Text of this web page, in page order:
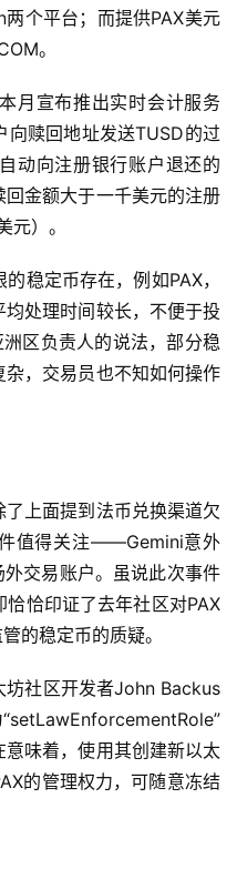
个平台；而提供PAX美元
。
月宣布推出实时会计服务
向赎回地址发送TUSD的过
动向注册银行账户退还的
金额大于一千美元的注册
元）。
稳定币存在，例如PAX，
处理时间较长，不便于投
区负责人的说法，部分稳
，交易员也不知如何操作
上面提到法币兑换渠道欠
值得关注——Gemini意外
交易账户。虽说此次事件
恰印证了去年社区对PAX
的稳定币的质疑。
坊社区开发者John Backus
味着，使用其创建新以太
的管理权力，可随意冻结